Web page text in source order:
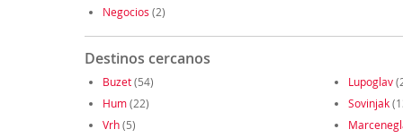
Negocios (2)
Destinos cercanos
Buzet(54) Lupoglav
Hum(22) Sovinjak
Vrh(5)